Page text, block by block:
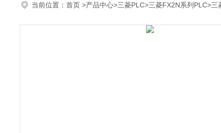
当前位置： 首页 >产品中心>三菱PLC>三菱FX2N系列PLC>三